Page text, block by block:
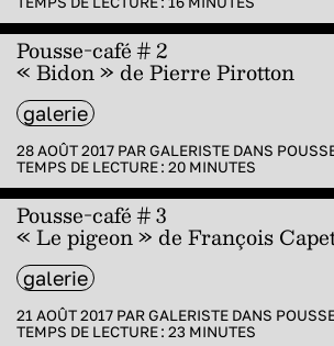
Pousse-café # 2
« Bidon » de Pierre Pirotton
galerie
28 AOÛT 2017 PARGALERISTE DANS
TEMPS DE LECTURE : 20 MINUTES
Pousse-café # 3
« Le pigeon » de François
galerie
21 AOÛT 2017 PARGALERISTE DANS
TEMPS DE LECTURE : 23 MINUTES